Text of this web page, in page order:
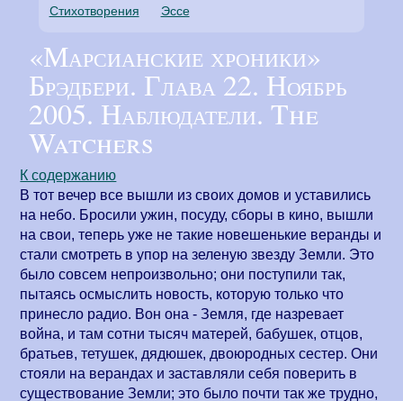
Стихотворения
Эссе
«Марсианские хроники»
Брэдбери. Глава 22. Ноябрь
2005. Наблюдатели. The
Watchers
К содержанию
В тот вечер все вышли из своих домов и уставились
на небо. Бросили ужин, посуду, сборы в кино, вышли
на свои, теперь уже не такие новешенькие веранды и
стали смотреть в упор на зеленую звезду Земли. Это
было совсем непроизвольно; они поступили так,
пытаясь осмыслить новость, которую только что
принесло радио. Вон она - Земля, где назревает
война, и там сотни тысяч матерей, бабушек, отцов,
братьев, тетушек, дядюшек, двоюродных сестер. Они
стояли на верандах и заставляли себя поверить в
существование Земли; это было почти так же трудно,